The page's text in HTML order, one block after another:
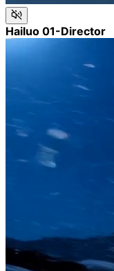
Hailuo 01-Director